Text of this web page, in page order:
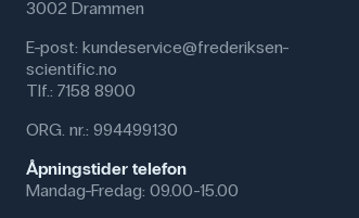
3002 Drammen
E-post: kundeservice@frederiksen-
scientific.no
Tlf.: 7158 8900
ORG. nr.: 994499130
Åpningstider telefon
Mandag-Fredag: 09.00-15.00